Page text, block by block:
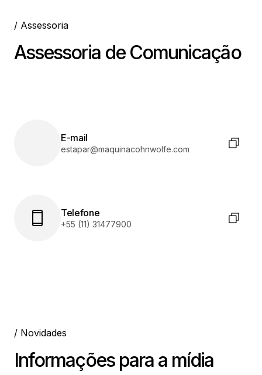
/ Assessoria
Assessoria de Comunicação
E-mail
estapar@maquinacohnwolfe.com
Telefone
+55 (11) 31477900
/ Novidades
Informações para a mídia